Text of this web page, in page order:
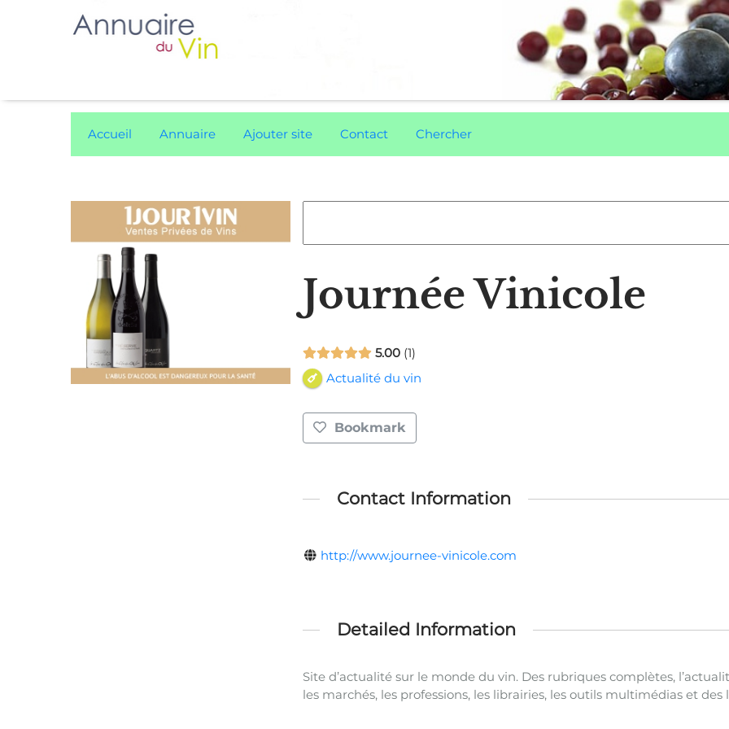
Accueil Annuaire Ajouter site Contact Chercher
Journée Vinicole
5.00 1
Actualité du vin
Bookmark
Contact Information
http://www.journee-vinicole.com
Detailed Information
Site d’actualité sur le monde du vin. Des rubriques complètes,
les marchés, les professions, les librairies, les outils multimédias et